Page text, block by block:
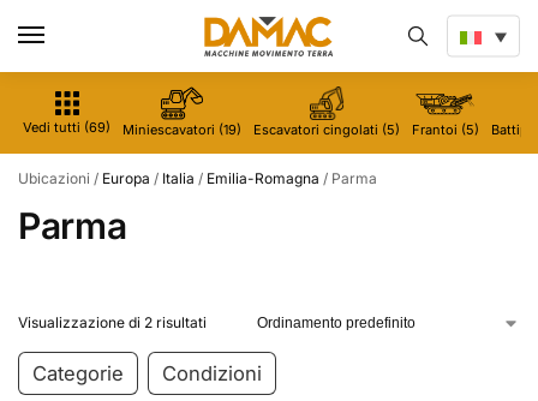
Vedi tutti (69) Miniescavatori (19) Escavatori cingolati (5) Frantoi (5)
Ubicazioni / Europa / Italia / Emilia-Romagna / Parma
Parma
Visualizzazione di 2 risultati
Categorie Condizioni